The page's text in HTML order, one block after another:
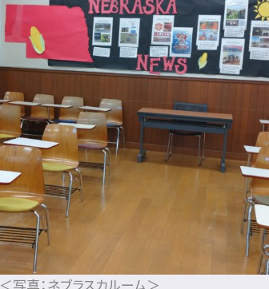
＜写真：ネブラスカルーム＞